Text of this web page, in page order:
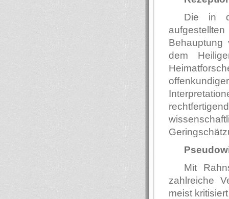
Die in
Behauptung
dem
Mit
zahlreiche
meist